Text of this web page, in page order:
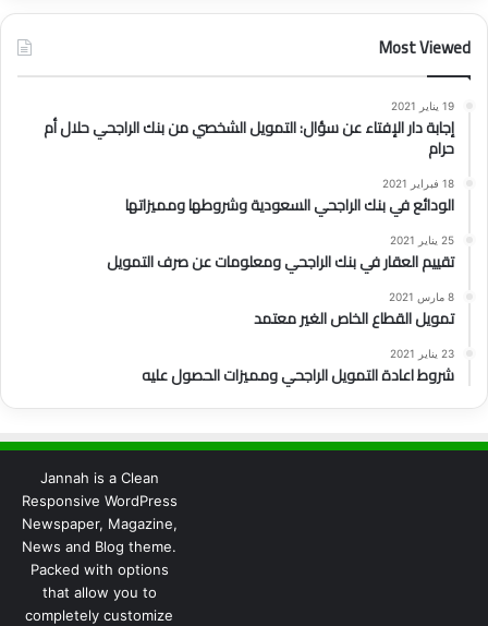
Most Viewed
19 يناير 2021
إجابة دار الإفتاء عن سؤال: التمويل الشخصي من بنك الراجحي حلال أم
حرام
18 فبراير 2021
الودائع في بنك الراجحي السعودية وشروطها ومميزاتها
25 يناير 2021
تقييم العقار في بنك الراجحي ومعلومات عن صرف التمويل
8 مارس 2021
تمويل القطاع الخاص الغير معتمد
23 يناير 2021
شروط اعادة التمويل الراجحي ومميزات الحصول عليه
Jannah is a Clean
Responsive WordPress
Newspaper, Magazine,
News and Blog theme.
Packed with options
that allow you to
completely customize